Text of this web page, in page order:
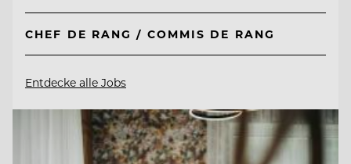
CHEF DE RANG / COMMIS DE RANG
Entdecke alle Jobs